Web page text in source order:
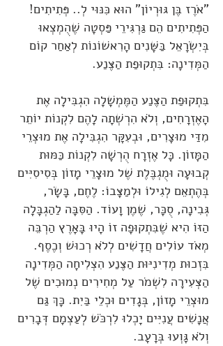
"אֹרֶז בֶּן גּוּרְיוֹן" הוּא כִּנּוּי לְ.. פְּתִיתִים!
הַפְּתִיתִים הֵם גַּרְגִּירֵי פַּסְטָה שֶׁהֻמְצְאוּ
בְּיִשְׂרָאֵל בַּשָּׁנִים הָרִאשׁוֹנוֹת לְאַחַר קוֹם
הַמְּדִינָה: בִּתְקוּפַת הַצֶּנַע.
בִּתְקוּפַת הַצֶּנַע הַמֶּמְשָׁלָה הִגְבִּילָה אֶת
הָאֶזְרָחִים, וְלֹא הִרְשְׁתָה לָהֶם לִקְנוֹת יוֹתֵר
מִדַּי מוּצָרִים, וּבְעִקָּר הִגְבִּילָה אֶת מוּצְרֵי
הַמָּזוֹן. כָּל אֶזְרָח הֻרְשָׁה לִקְנוֹת כַּמּוּת
קְבוּעָה וּמֻגְבֶּלֶת שֶׁל מוּצָרֵי מָזוֹן בְּסִיסִיִּים
בְּהֶתְאֵם לְגִילוֹ וּלְמַצָּבוֹ: לֶחֶם, בָּשָׂר,
גְּבִינָה, סֻכָּר, שֶׁמֶן וָעוֹד. הַסִּבָּה לַהַגְבָּלָה
הַזּוֹ הִיא שֶׁבִּתְקוּפָה זוֹ הָיוּ בָּאָרֶץ הַרְבֵּה
מְאֹד עוֹלִים חֲדָשִׁים לְלֹא רְכוּשׁ וְכֶסֶף.
בִּזְכוּת מְדִינִיּוּת הַצֶּנַע הִצְלִיחָה הַמְּדִינָה
הַצְּעִירָה לִשְׁמֹר עַל מְחִירִים נְמוּכִים שֶׁל
מוּצְרֵי מָזוֹן, בְּגָדִים וּכְלֵי בַּיִת. כָּךְ גַּם
אֲנָשִׁים עֲנִיִּים יָכְלוּ לִרְכֹּשׁ לְעַצְמָם דְּבָרִים
וְלֹא גָּוְעוּ בְּרָעָב.